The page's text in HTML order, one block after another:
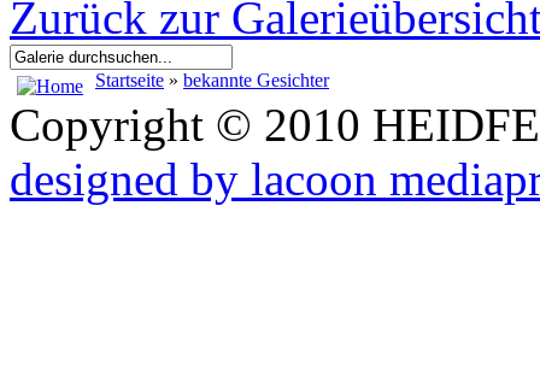
Zurück zur
Startseite » bekannte Gesichter
Copyright © 2010
designed by lacoon